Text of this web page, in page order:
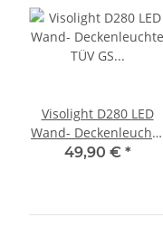
Visolight D280 LED
Wand- Deckenleuchte
TÜV GS geprüft
49,90 € *